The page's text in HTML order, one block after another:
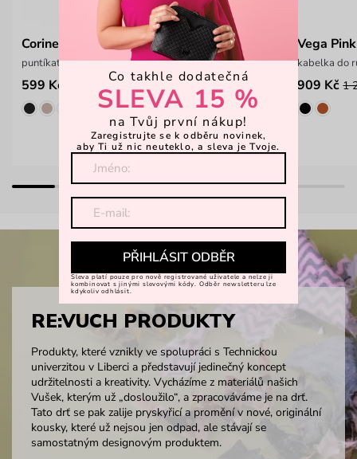
Corine Pink
puntíkatá peněženka na zip
599 Kč
Vega Pink
kabelka do
909 Kč 1
RE:VUCH PRODUKTY
Produkty, které vznikly ve spolupráci s Technickou
univerzitou v Liberci a představují jedinečný koncept
udržitelnosti a kreativity. Vycházíme z materiálů našich
Vušek, kterým už „dosloužilo“, a zpracováváme je na drť.
Tato drť se pak zalije pryskyřicí a promění v nové, originální
kousky, které už nejsou jen odpad, ale stávají se
samostatným designovým produktem.
Co takhle dodatečná
SLEVA 15 %
na Tvůj první nákup!
Zaregistrujte se k odběru novinek,
aby Ti už nic neuteklo, a sleva je Tvoje.
PŘIHLÁSIT ODBĚR
Sleva platí pouze pro nově registrované uživatele a nelze ji
kombinovat s jinými slevovými kódy. Odběr newsletteru lze
kdykoliv odhlásit.